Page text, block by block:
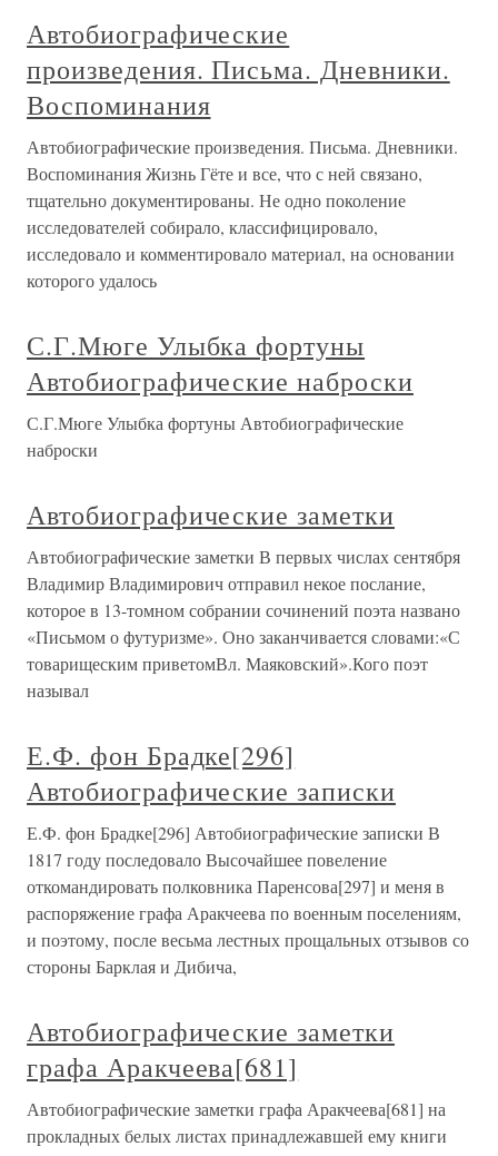
Автобиографические
произведения. Письма. Дневники.
Воспоминания
Автобиографические произведения. Письма. Дневники.
Воспоминания Жизнь Гёте и все, что с ней связано,
тщательно документированы. Не одно поколение
исследователей собирало, классифицировало,
исследовало и комментировало материал, на основании
которого удалось
С.Г.Мюге Улыбка фортуны
Автобиографические наброски
С.Г.Мюге Улыбка фортуны Автобиографические
наброски
Автобиографические заметки
Автобиографические заметки В первых числах сентября
Владимир Владимирович отправил некое послание,
которое в 13-томном собрании сочинений поэта названо
«Письмом о футуризме». Оно заканчивается словами:«С
товарищеским приветомВл. Маяковский».Кого поэт
называл
Е.Ф. фон Брадке[296]
Автобиографические записки
Е.Ф. фон Брадке[296] Автобиографические записки В
1817 году последовало Высочайшее повеление
откомандировать полковника Паренсова[297] и меня в
распоряжение графа Аракчеева по военным поселениям,
и поэтому, после весьма лестных прощальных отзывов со
стороны Барклая и Дибича,
Автобиографические заметки
графа Аракчеева[681]
Автобиографические заметки графа Аракчеева[681] на
прокладных белых листах принадлежавшей ему книги